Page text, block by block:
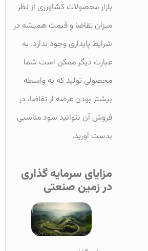
بازار محصولات کشاورزی از نظر
میزان تقاضا و قیمت همیشه در
شرایط پایداری وجود ندارد. به
عبارت دیگر ممکن است شما
محصولی تولید که به واسطه
بیشتر بودن عرضه از تقاضا، در
فروش آن نتوانید سود مناسبی
بدست آورید.
مزایای سرمایه گذاری
در زمین صنعتی